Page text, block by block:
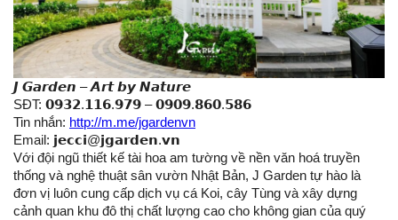
𝙅 𝙂𝙖𝙧𝙙𝙚𝙣 – 𝘼𝙧𝙩 𝙗𝙮 𝙉𝙖𝙩𝙪𝙧𝙚
SĐT: 𝟬𝟵𝟯𝟮.𝟭𝟭𝟲.𝟵𝟳𝟵 – 𝟬𝟵𝟬𝟵.𝟴𝟲𝟬.𝟱𝟴𝟲
Tin nhắn: http://m.me/jgardenvn
Email: 𝗷𝗲𝗰𝗰𝗶@𝗷𝗴𝗮𝗿𝗱𝗲𝗻.𝘃𝗻
Với đội ngũ thiết kế tài hoa am tường về nền văn hoá truyền
thống và nghệ thuật sân vườn Nhật Bản, J Garden tự hào là
đơn vị luôn cung cấp dịch vụ cá Koi, cây Tùng và xây dựng
cảnh quan khu đô thị chất lượng cao cho không gian của quý